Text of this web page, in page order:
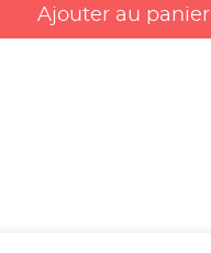
Ajouter au panier